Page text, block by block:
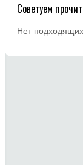
Советуем
Нет подходящих